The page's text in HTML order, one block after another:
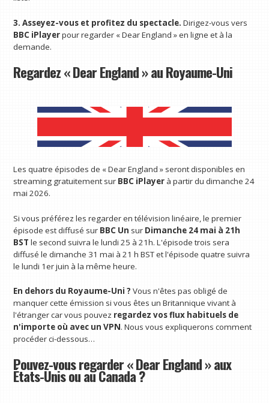
3. Asseyez-vous et profitez du spectacle.Dirigez-vous vers
BBC iPlayerpour regarder « Dear England » en ligne et à la
demande.
Regardez « Dear England » au Royaume-Uni
Les quatre épisodes de « Dear England » seront disponibles en
streaming gratuitement sur BBC iPlayer à partir du dimanche 24
mai 2026.
Si vous préférez les regarder en télévision linéaire, le premier
épisode est diffusé sur BBC Un sur Dimanche 24 mai à 21h
BST le second suivra le lundi 25 à 21h. L'épisode trois sera
diffusé le dimanche 31 mai à 21 h BST et l'épisode quatre suivra
le lundi 1er juin à la même heure.
En dehors du Royaume-Uni ?Vous n'êtes pas obligé de
manquer cette émission si vous êtes un Britannique vivant à
l'étranger car vous pouvez regardez vos flux habituels de
n'importe où avec un VPN. Nous vous expliquerons comment
procéder ci-dessous…
Pouvez-vous regarder « Dear England » aux
États-Unis ou au Canada ?